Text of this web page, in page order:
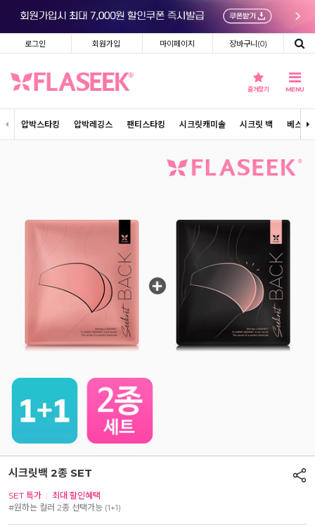
로그인 회원가입 마이페이지 장바구니(0)
즐겨찾기 MENU
압박스타킹 압박레깅스 팬티스타킹 시크릿캐미솔 시크릿 백 베스트
시크릿백 2종 SET
SET 특가 | 최대 할인혜택
#원하는 컬러 2종 선택가능 (1+1)